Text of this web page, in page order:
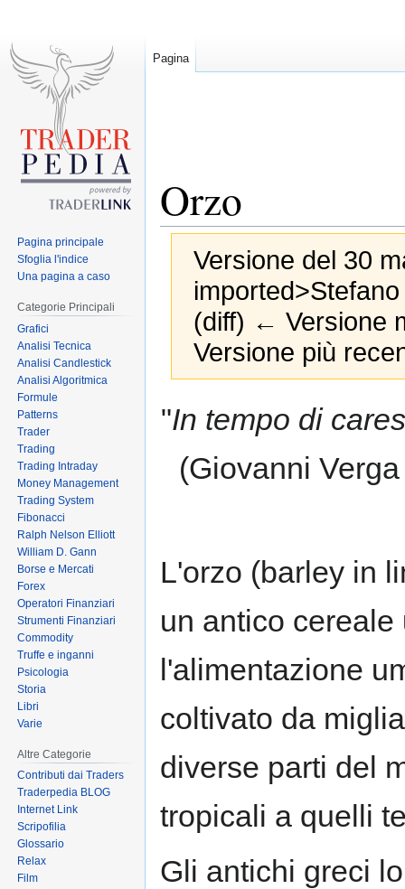
Orzo
Versione del 30
(diff) ← Versione
Versione più
"In tempo di
(Giovanni
L'orzo (barley in
un antico
l'alimentazione
coltivato da
diverse parti del
tropicali a quelli
Gli antichi greci
Pagina
Pagina principale
Sfoglia l'indice
Una pagina a caso
Categorie Principali
Grafici
Analisi Tecnica
Analisi Candlestick
Analisi Algoritmica
Formule
Patterns
Trader
Trading
Trading Intraday
Money Management
Trading System
Fibonacci
Ralph Nelson Elliott
William D. Gann
Borse e Mercati
Forex
Operatori Finanziari
Strumenti Finanziari
Commodity
Truffe e inganni
Psicologia
Storia
Libri
Varie
Altre Categorie
Contributi dai Traders
Traderpedia BLOG
Internet Link
Scripofilia
Glossario
Relax
Film